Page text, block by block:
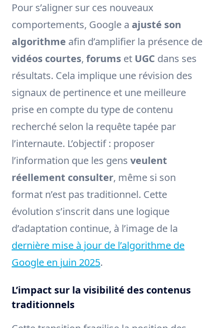
Pour s’aligner sur ces nouveaux
comportements, Google a ajusté son
algorithme afin d’amplifier la présence de
vidéos courtes, forums et UGC dans ses
résultats. Cela implique une révision des
signaux de pertinence et une meilleure
prise en compte du type de contenu
recherché selon la requête tapée par
l’internaute. L’objectif : proposer
l’information que les gens veulent
réellement consulter, même si son
format n’est pas traditionnel. Cette
évolution s’inscrit dans une logique
d’adaptation continue, à l’image de la
dernière mise à jour de l’algorithme de
Google en juin 2025.
L’impact sur la visibilité des contenus
traditionnels